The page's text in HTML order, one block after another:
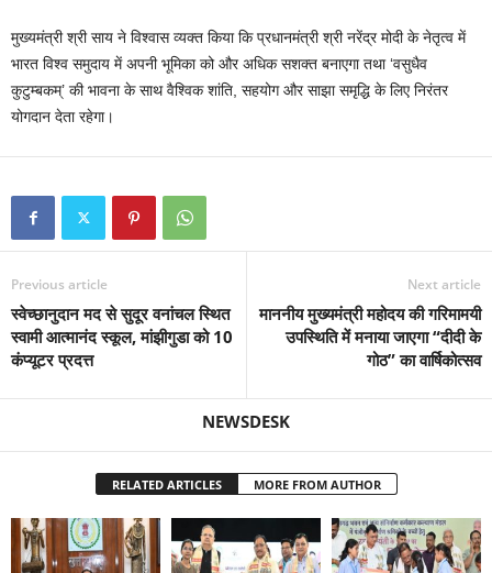
मुख्यमंत्री श्री साय ने विश्वास व्यक्त किया कि प्रधानमंत्री श्री नरेंद्र मोदी के नेतृत्व में
भारत विश्व समुदाय में अपनी भूमिका को और अधिक सशक्त बनाएगा तथा ‘वसुधैव
कुटुम्बकम्’ की भावना के साथ वैश्विक शांति, सहयोग और साझा समृद्धि के लिए निरंतर
योगदान देता रहेगा।
Previous article
स्वेच्छानुदान मद से सुदूर वनांचल स्थित
स्वामी आत्मानंद स्कूल, मांझीगुडा को 10
कंप्यूटर प्रदत्त
Next article
माननीय मुख्यमंत्री महोदय की गरिमामयी
उपस्थिति में मनाया जाएगा “दीदी के
गोठ” का वार्षिकोत्सव
NEWSDESK
RELATED ARTICLES MORE FROM AUTHOR